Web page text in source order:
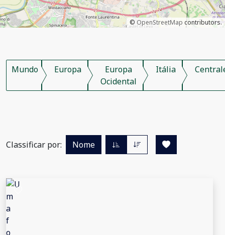
© OpenStreetMap contributors.
Mundo Europa
Europa
Ocidental
Itália
Classificar por: Nome